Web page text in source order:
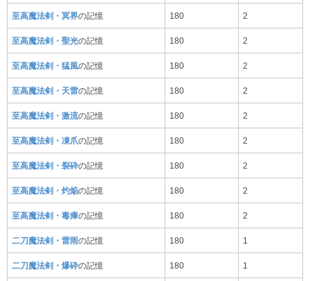
至高魔法剣・冥界の記憶 180 2
至高魔法剣・聖光の記憶 180 2
至高魔法剣・猛風の記憶 180 2
至高魔法剣・天雷の記憶 180 2
至高魔法剣・激流の記憶 180 2
至高魔法剣・凍爪の記憶 180 2
至高魔法剣・裂砕の記憶 180 2
至高魔法剣・灼焔の記憶 180 2
至高魔法剣・毒瘴の記憶 180 2
二刀魔法剣・雷雨の記憶 180 1
二刀魔法剣・爆砕の記憶 180 1